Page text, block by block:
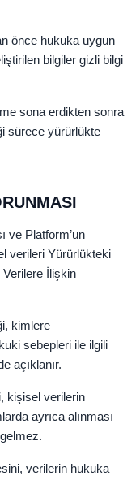
önce hukuka uygun
bilgiler gizli bilgi
sona erdikten sonra
sürece yürürlükte
ve Platform’un
verileri Yürürlükteki
Verilere İlişkin
kimlere
sebepleri ile ilgili
açıklanır.
kişisel verilerin
ayrıca alınması
verilerin hukuka